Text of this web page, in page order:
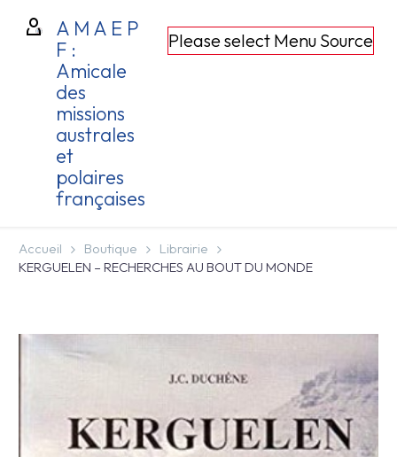
Please select Menu Source
A M A E P
F :
Amicale
des
missions
australes
et
polaires
françaises
Accueil Boutique
Librairie
KERGUELEN – RECHERCHES AU BOUT DU MONDE